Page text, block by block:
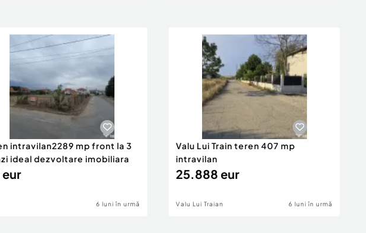
intravilan2289 mp front la 3
ideal dezvoltare imobiliara
eur
6 luni în urmă
Valu Lui Train teren 407 mp
intravilan
25.888 eur
Valu Lui Traian 6 luni în urmă